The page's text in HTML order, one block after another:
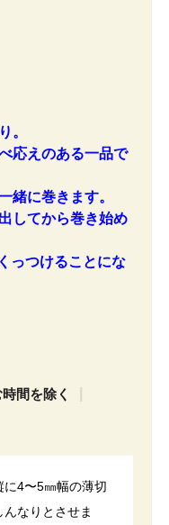
。
応えのある一品で
緒に巻きます。
してから巻き始め
っつけることにな
間を除く
に4〜5㎜幅の薄切
なりとさせま